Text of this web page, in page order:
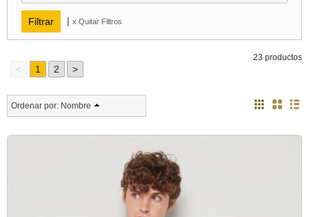
| x Quitar Filtros
< 1 2 >
23 productos
Ordenar por: Nombre